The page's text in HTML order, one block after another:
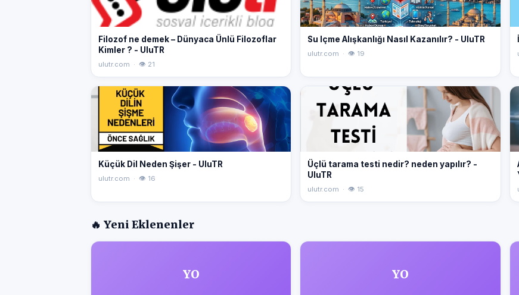
Filozof ne demek – Dünyaca Ünlü Filozoflar
Kimler ? - UluTR
ulutr.com · 👁 21
Su Içme Alışkanlığı Nasıl Kazanılır? - UluTR
ulutr.com · 👁 19
Küçük Dil Neden Şişer - UluTR
ulutr.com · 👁 16
Üçlü tarama testi nedir? neden yapılır? -
UluTR
ulutr.com · 👁 15
🔥 Yeni Eklenenler
YO YO